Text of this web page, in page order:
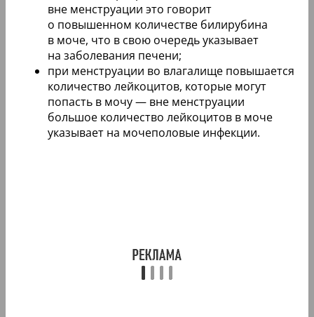
вне менструации это говорит
о повышенном количестве билирубина
в моче, что в свою очередь указывает
на заболевания печени;
при менструации во влагалище повышается
количество лейкоцитов, которые могут
попасть в мочу — вне менструации
большое количество лейкоцитов в моче
указывает на мочеполовые инфекции.